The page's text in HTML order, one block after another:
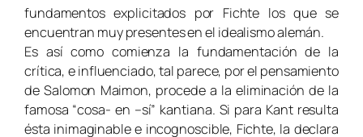
fundamentos explicitados por Fichte los que se
encuentran muy presentes en el idealismo alemán.
Es así como comienza la fundamentación de la
crítica, e influenciado, tal parece, por el pensamiento
de Salomon Maimon, procede a la eliminación de la
famosa “cosa- en –sí” kantiana. Si para Kant resulta
ésta inimaginable e incognoscible, Fichte, la declara